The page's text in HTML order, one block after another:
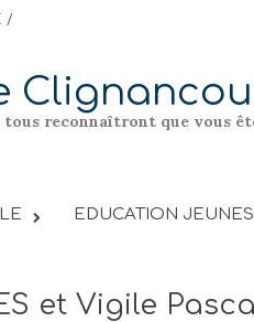
tous reconnaîtront que vous
EDUCATION
et Vigile